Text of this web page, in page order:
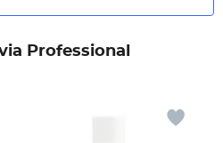
Professional